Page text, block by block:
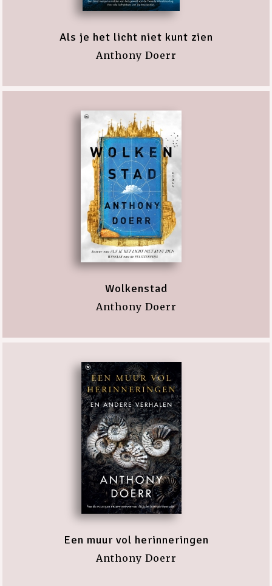
Als je het licht niet kunt zien
Anthony Doerr
Wolkenstad
Anthony Doerr
Een muur vol herinneringen
Anthony Doerr